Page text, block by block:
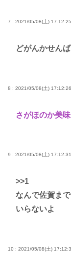
7 : 2021/05/08(土)
どがんかせん
8 : 2021/05/08(土)
さがほのか美
9 : 2021/05/08(土)
>>1
なんで佐賀まで
いらないよ
10 : 2021/05/08(土)